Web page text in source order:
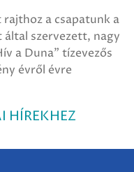
a csapatunk a
által szervezett, nagy
a Duna” tízevezős
évről évre
HÍREKHEZ